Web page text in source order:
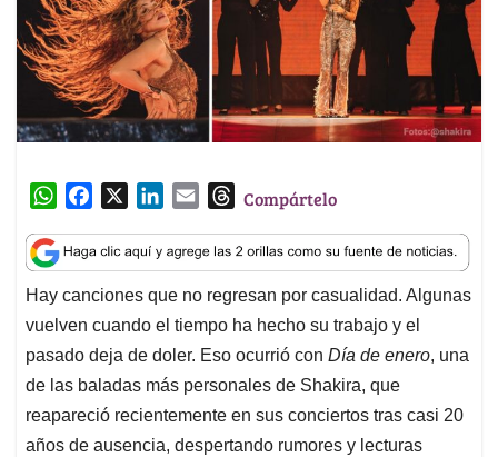
W
a
t
s
A
p
p
c
e
b
o
o
k
n
k
e
d
I
n
a
i
l
T
r
e
a
d
s
Compártelo
Hay canciones que no regresan por casualidad. Algunas
vuelven cuando el tiempo ha hecho su trabajo y el
pasado deja de doler. Eso ocurrió con Día de enero, una
de las baladas más personales de Shakira, que
reapareció recientemente en sus conciertos tras casi 20
años de ausencia, despertando rumores y lecturas